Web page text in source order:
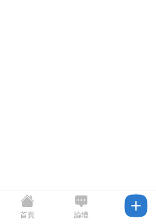
首頁 論壇